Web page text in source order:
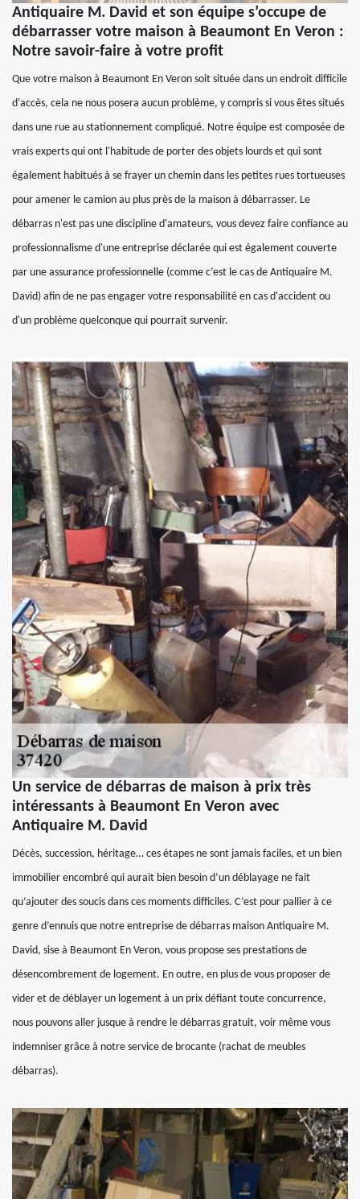
Antiquaire M. David et son équipe s’occupe de
débarrasser votre maison à Beaumont En Veron :
Notre savoir-faire à votre profit
Que votre maison à Beaumont En Veron soit située dans un endroit difficile
d'accès, cela ne nous posera aucun problème, y compris si vous êtes situés
dans une rue au stationnement compliqué. Notre équipe est composée de
vrais experts qui ont l'habitude de porter des objets lourds et qui sont
également habitués à se frayer un chemin dans les petites rues tortueuses
pour amener le camion au plus près de la maison à débarrasser. Le
débarras n'est pas une discipline d'amateurs, vous devez faire confiance au
professionnalisme d'une entreprise déclarée qui est également couverte
par une assurance professionnelle (comme c’est le cas de Antiquaire M.
David) afin de ne pas engager votre responsabilité en cas d'accident ou
d'un problème quelconque qui pourrait survenir.
Un service de débarras de maison à prix très
intéressants à Beaumont En Veron avec
Antiquaire M. David
Décès, succession, héritage… ces étapes ne sont jamais faciles, et un bien
immobilier encombré qui aurait bien besoin d’un déblayage ne fait
qu’ajouter des soucis dans ces moments difficiles. C’est pour pallier à ce
genre d’ennuis que notre entreprise de débarras maison Antiquaire M.
David, sise à Beaumont En Veron, vous propose ses prestations de
désencombrement de logement. En outre, en plus de vous proposer de
vider et de déblayer un logement à un prix défiant toute concurrence,
nous pouvons aller jusque à rendre le débarras gratuit, voir même vous
indemniser grâce à notre service de brocante (rachat de meubles
débarras).